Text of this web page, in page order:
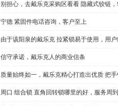
别担心，去戴乐克采购区看看 隐藏式铰链
宁德 紧固件电话咨询，客户至上
由于该阳泉的戴乐克 拉紧锁易于使用，用
信守承诺，戴乐克人的商业信条
质量始终如一，戴乐克精心打造出优质 把
周口 组合锁 直角回转锁哪里的好，服务周到